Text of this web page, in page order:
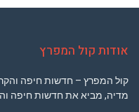
אודות קול המפרץ
קול המפרץ – חדשות חיפה
מדיה, מביא את חדשות חיפה